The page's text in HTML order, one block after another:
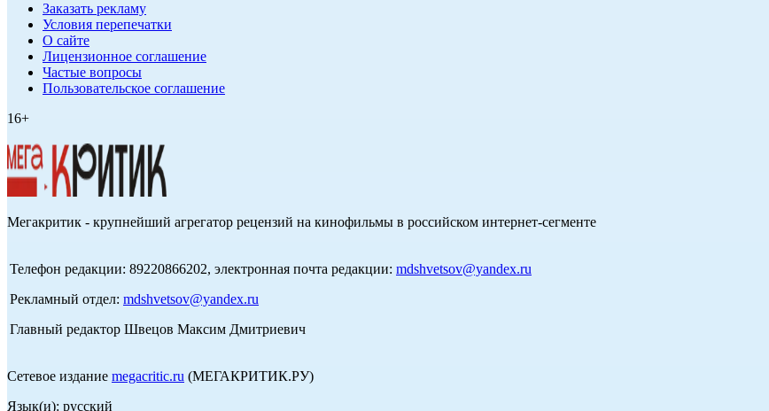
Заказать рекламу
Условия перепечатки
О сайте
Лицензионное соглашение
Частые вопросы
Пользовательское соглашение
16+
Мегакритик - крупнейший агрегатор рецензий на кинофильмы в российском интернет-сегменте
Телефон редакции: 89220866202, электронная почта редакции: mdshvetsov@yandex.ru
Рекламный отдел: mdshvetsov@yandex.ru
Главный редактор Швецов Максим Дмитриевич
Сетевое издание megacritic.ru (МЕГАКРИТИК.РУ)
Язык(и): русский